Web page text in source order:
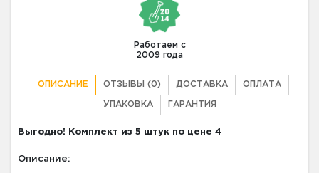
Работаем с
2009 года
ОПИСАНИЕ ОТЗЫВЫ (0) ДОСТАВКА ОПЛАТА
УПАКОВКА ГАРАНТИЯ
Выгодно! Комплект из 5 штук по цене 4
Описание: